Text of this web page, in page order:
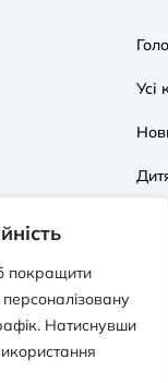
покращити
Натиснувши
Усі